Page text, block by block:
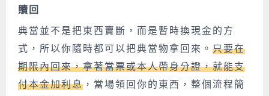
贖回
典當並不是把東西賣斷，而是暫時換現金的方
式，所以你隨時都可以把典當物拿回來。 只要在
期限內回來，拿著當票或本人帶身分證，就能支
付本金加利息 ，當場領回你的東西，整個流程簡